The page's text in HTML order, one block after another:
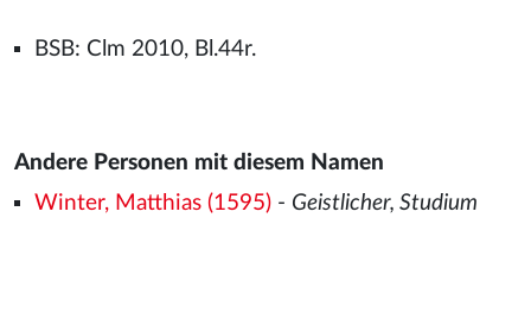
BSB: Clm 2010, Bl.44r.
Andere Personen mit diesem Namen
Winter, Matthias (1595)- Geistlicher, Studium